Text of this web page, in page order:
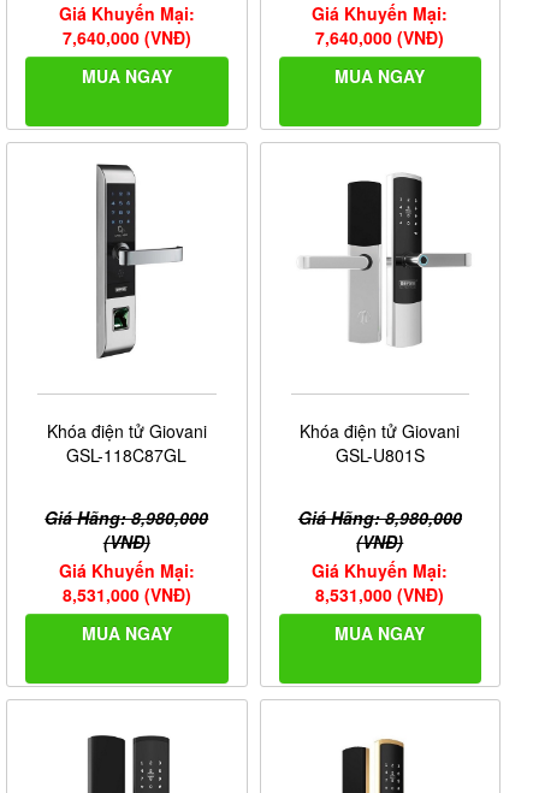
Giá Khuyến Mại:
7,640,000 (VNĐ)
MUA NGAY
Giá Khuyến Mại:
7,640,000 (VNĐ)
MUA NGAY
Khóa điện tử Giovani
GSL-118C87GL
Giá Hãng: 8,980,000
(VNĐ)
Giá Khuyến Mại:
8,531,000 (VNĐ)
MUA NGAY
Khóa điện tử Giovani
GSL-U801S
Giá Hãng: 8,980,000
(VNĐ)
Giá Khuyến Mại:
8,531,000 (VNĐ)
MUA NGAY